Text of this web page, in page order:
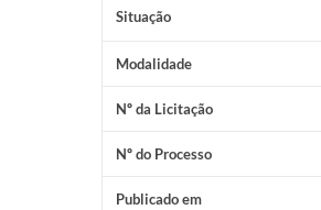
Situação
Modalidade
Nº da Licitação
Nº do Processo
Publicado em